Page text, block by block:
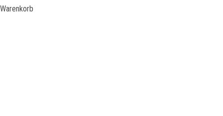
Warenkorb